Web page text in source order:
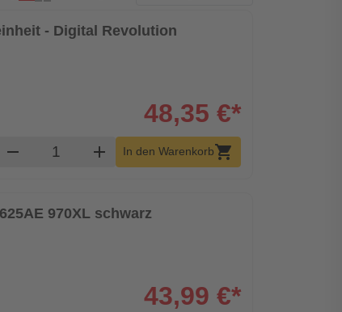
- Digital Revolution
48,35 €*
remove Produkt Warenkorb Menge
add In den Warenkorbshopping_cart
970XL schwarz
43,99 €*